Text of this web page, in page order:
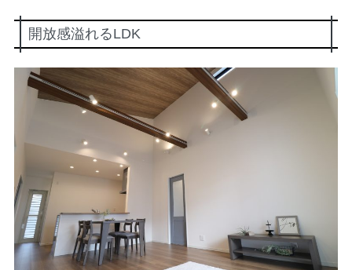
開放感溢れるLDK